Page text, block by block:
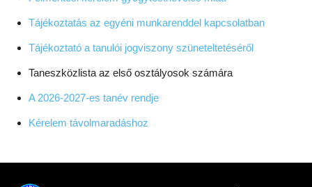
Tájékoztatás az egyéni munkarenddel kapcsolatban
Tájékoztató a tanulói jogviszony szüneteltetéséről
Taneszközlista az első osztályosok számára
A 2026-2027-es tanév rendje
Kérelem távolmaradáshoz